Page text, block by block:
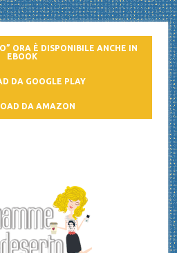
ORA È DISPONIBILE ANCHE IN
EBOOK
DA GOOGLE PLAY
DA AMAZON